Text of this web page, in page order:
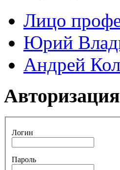
Лицо
Юрий
Андрей
Авторизация
Логин
Пароль